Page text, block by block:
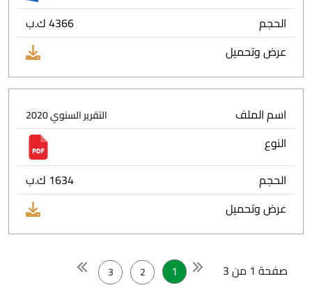
الحجم
4366 ك.ب
عرض وتحميل
اسم الملف التقرير السنوي 2020
النوع
الحجم
1634 ك.ب
عرض وتحميل
صفحة 1 من 3 1
2
3